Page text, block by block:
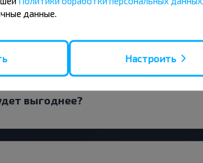
рейс или с пересадками?
выгоднее?
данные.
Настроить